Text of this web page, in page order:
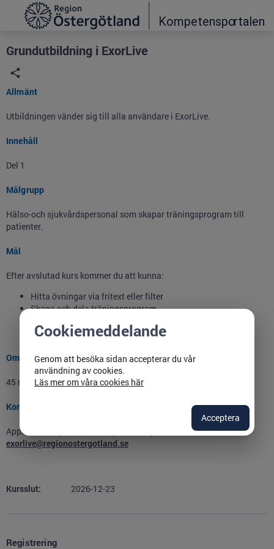
Grade
Portal
Grundutbildning i ExorLive
Allmänt
Utbildningen vänder sig till alla användare i ExorLive.
Innehåll
Del 1
Målgrupp
Hälso-och sjukvårdspersonal som skapar träningsprogram till
patienter.
Mål
Efter avslutad kurs kommer du att kunna:
Hitta övningar via fritext eller filter
Skapa och dela träningsprogram
Hjälpfunktioner
Omfattning
45 minuter
Kontaktperson
Applikationsspecialisterna på Patientjournalen,
exorlive@regionostergotland.se
Kursslut: 2026-12-23
Registrering
Cookiemeddelande
Genom att besöka sidan accepterar du vår
användning av cookies.
Läs mer om våra cookies här
Acceptera